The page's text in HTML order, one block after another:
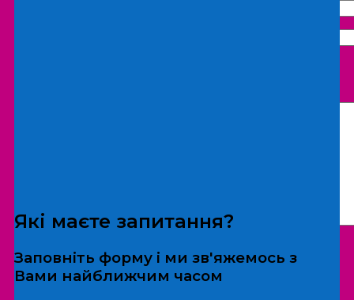
*Дані не передаються третім особам
Які маєте запитання?
Заповніть форму і ми зв'яжемось з
Вами найближчим часом